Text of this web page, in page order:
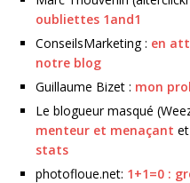
oubliettes 1and1
ConseilsMarketing : en
notre blog
Guillaume Bizet : mon
Le blogueur masqué
menteur et menaçant et
stats
photofloue.net: 1+1=0 :